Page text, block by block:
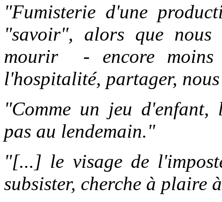
"Fumisterie d'une
"savoir", alors que
mourir - encore moins
l'hospitalité, partager,
"Comme un jeu d'enfant,
pas au lendemain."
"[...] le visage de
subsister, cherche à plaire